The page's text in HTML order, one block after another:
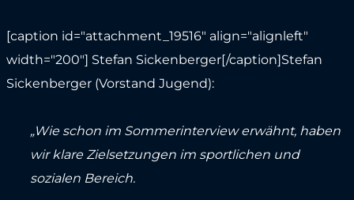
[caption id="attachment_19516" align="alignleft"
width="200"] Stefan Sickenberger[/caption]Stefan
Sickenberger (Vorstand Jugend):
„Wie schon im Sommerinterview erwähnt, haben
wir klare Zielsetzungen im sportlichen und
sozialen Bereich.